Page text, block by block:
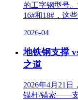
的工字钢型号
16#和18#，这
2026-04
地铁钢支撑
之道
2026年4月21
锚杆/锚索——支